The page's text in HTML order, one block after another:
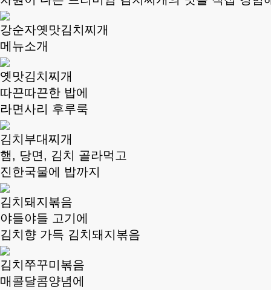
강순자옛맛김치찌개
메뉴소개
옛맛김치찌개
따끈따끈한 밥에
라면사리 후루룩
김치부대찌개
햄, 당면, 김치 골라먹고
진한국물에 밥까지
김치돼지볶음
야들야들 고기에
김치향 가득 김치돼지볶음
김치쭈꾸미볶음
매콜달콤양념에